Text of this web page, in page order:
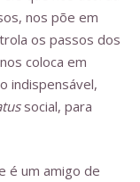
nos põe em
os passos dos
coloca em
indispensável,
social, para
é um amigo de